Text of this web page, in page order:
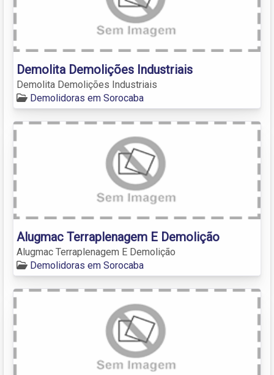
Demolita Demolições Industriais
Demolita Demolições Industriais
Demolidoras em Sorocaba
Alugmac Terraplenagem E Demolição
Alugmac Terraplenagem E Demolição
Demolidoras em Sorocaba